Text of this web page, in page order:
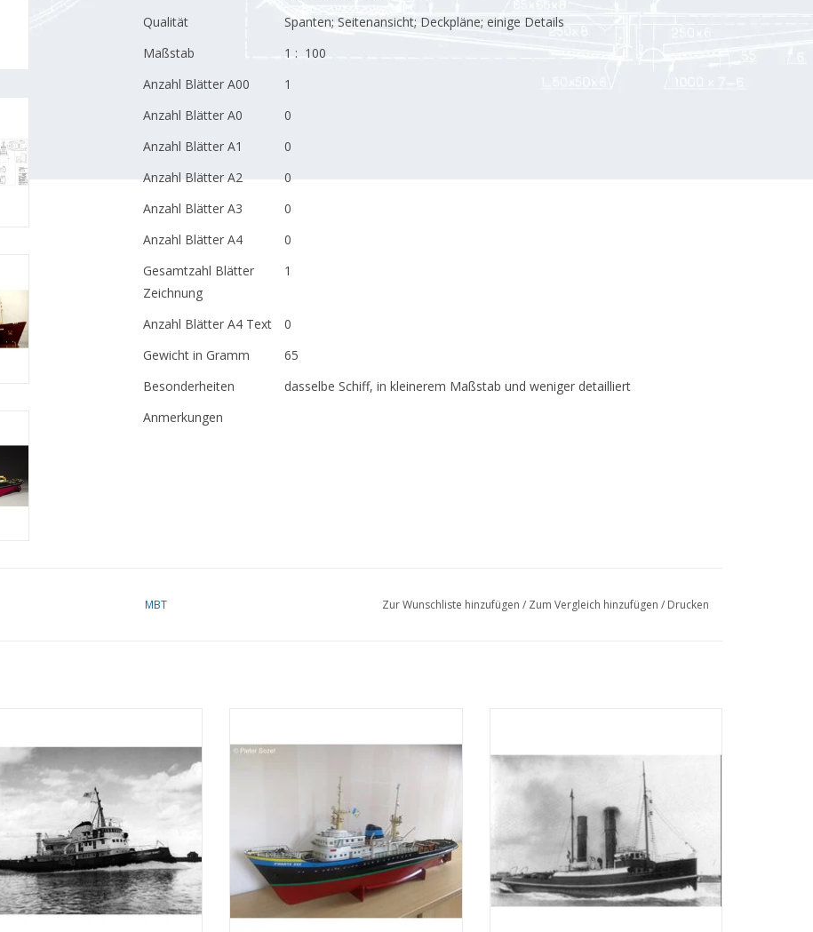
Qualität
Spanten; Seitenansicht; Deckpläne; einige Details
Maßstab
1 : 100
Anzahl Blätter A00
1
Anzahl Blätter A0
0
Anzahl Blätter A1
0
Anzahl Blätter A2
0
Anzahl Blätter A3
0
Anzahl Blätter A4
0
Gesamtzahl Blätter
Zeichnung
1
Anzahl Blätter A4 Text
0
Gewicht in Gramm
65
Besonderheiten
dasselbe Schiff, in kleinerem Maßstab und weniger detailliert
Anmerkungen
MBT Zur Wunschliste hinzufügen / Zum Vergleich hinzufügen / Drucken
nach 1958 "Antar" - Bauzeichnung
Maßstab 1 : 100 (10.14.003)
ZUM WARENKORB HINZUFÜGEN
ZUM WARENKORB HINZUFÜGEN
Maßstab 1 : 80 (10.14.006)
ZUM WARENKORB HINZUFÜGEN